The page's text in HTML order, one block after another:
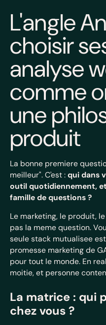
L'angle
choisir
analyse
comme
une
produit
La bonne premiere
meilleur". C'est :qui dans
outil quotidiennement,
famille de questions ?
Le marketing, le produit,
pas la meme question.
seule stack mutualisee
promesse marketing de
pour tout le monde. En
moitie, et personne
La matrice : qui
chez vous ?